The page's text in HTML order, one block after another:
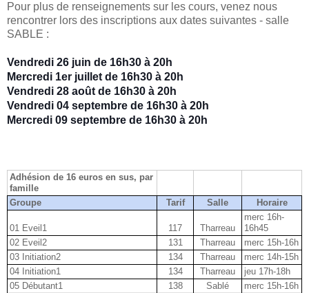
Pour plus de renseignements sur les cours, venez nous
rencontrer lors des inscriptions aux dates suivantes - salle
SABLE :
Vendredi 26 juin de 16h30 à 20h
Mercredi 1er juillet de 16h30 à 20h
Vendredi 28 août de 16h30 à 20h
Vendredi 04 septembre de 16h30 à 20h
Mercredi 09 septembre de 16h30 à 20h
Adhésion de 16 euros en sus, par
famille
Groupe
Tarif Salle Horaire
01 Eveil1 117 Tharreau
merc 16h-
16h45
02 Eveil2
131 Tharreau
merc 15h-16h
03 Initiation2
134 Tharreau
merc 14h-15h
04 Initiation1
134 Tharreau
jeu 17h-18h
05 Débutant1
138 Sablé
merc 15h-16h